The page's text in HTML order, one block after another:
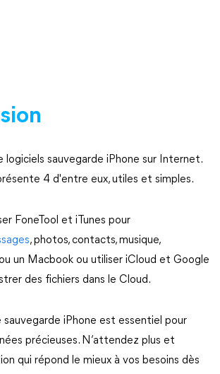
logiciels sauvegarde iPhone sur Internet.
4 d'entre eux, utiles et simples.
FoneTool et iTunes pour
, photos, contacts, musique,
un Macbook ou utiliser iCloud et Google
des fichiers dans le Cloud.
sauvegarde iPhone est essentiel pour
précieuses. N’attendez plus et
qui répond le mieux à vos besoins dès